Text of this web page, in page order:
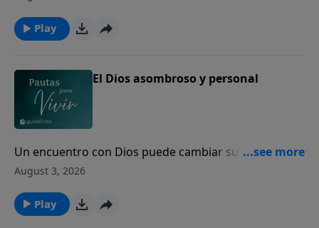
Play
El Dios asombroso y personal
Un encuentro con Dios puede cambiar su vida para
siempre.
August 3, 2026
Play